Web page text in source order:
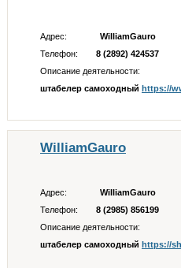
Адрес:
WilliamGauro
Телефон:
8 (2892) 424537
Описание деятельности:
штабелер самоходный https://
WilliamGauro
Адрес:
WilliamGauro
Телефон:
8 (2985) 856199
Описание деятельности:
штабелер самоходный https://